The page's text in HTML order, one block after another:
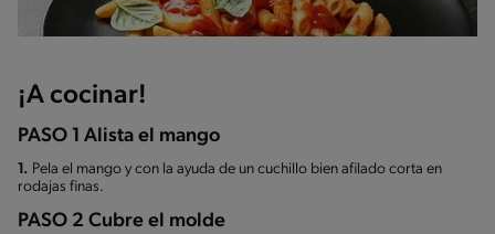
¡A cocinar!
PASO 1 Alista el mango
1. Pela el mango y con la ayuda de un cuchillo bien afilado corta en
rodajas finas.
PASO 2 Cubre el molde